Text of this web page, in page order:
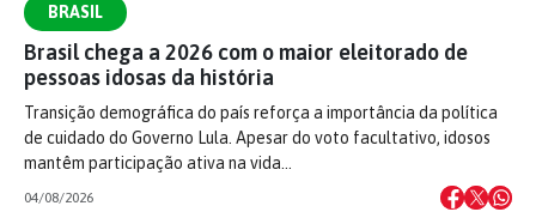
BRASIL
Brasil chega a 2026 com o maior eleitorado de
pessoas idosas da história
Transição demográfica do país reforça a importância da política
de cuidado do Governo Lula. Apesar do voto facultativo, idosos
mantêm participação ativa na vida…
04/08/2026